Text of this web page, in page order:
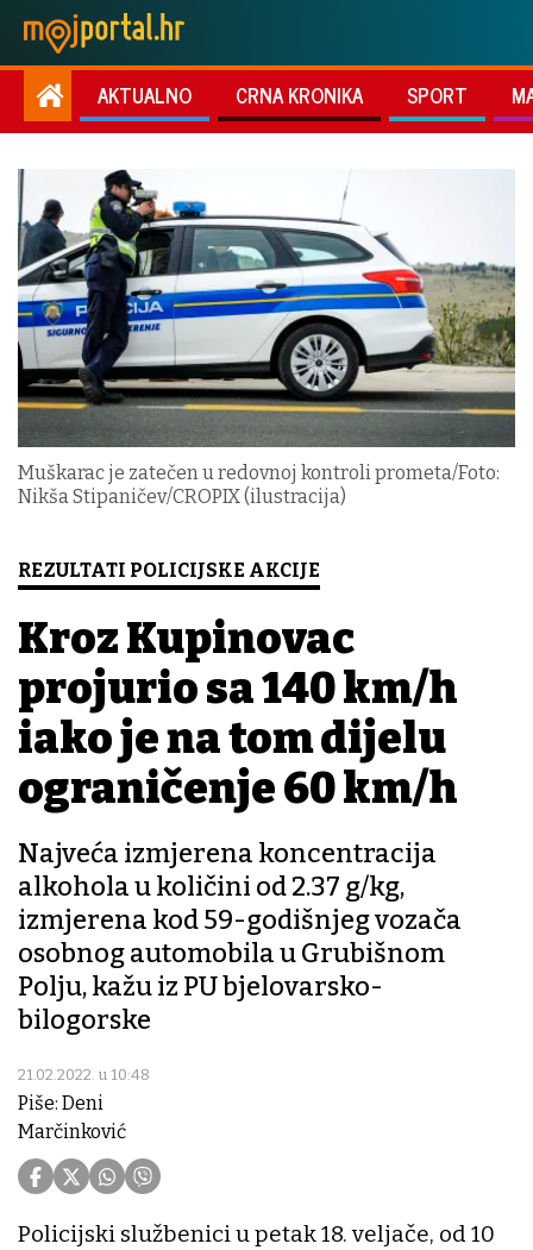
AKTUALNO CRNA KRONIKA SPORT
Muškarac je zatečen u redovnoj kontroli prometa/Foto:
Nikša Stipaničev/CROPIX (ilustracija)
REZULTATI POLICIJSKE AKCIJE
Kroz Kupinovac
projurio sa 140 km/h
iako je na tom dijelu
ograničenje 60 km/h
Najveća izmjerena koncentracija
alkohola u količini od 2.37 g/kg,
izmjerena kod 59-godišnjeg vozača
osobnog automobila u Grubišnom
Polju, kažu iz PU bjelovarsko-
bilogorske
21.02.2022. u 10:48
Piše: Deni
Marčinković
Policijski službenici u petak 18. veljače, od 10